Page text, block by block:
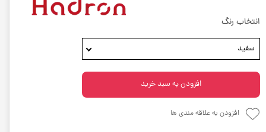
انتخاب رنگ
سفید
افزودن به سبد خرید
افزودن به علاقه مندی ها